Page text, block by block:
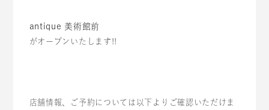
antique 美術館前
がオープンいたします!!
店舗情報、ご予約については以下よりご確認いただけま